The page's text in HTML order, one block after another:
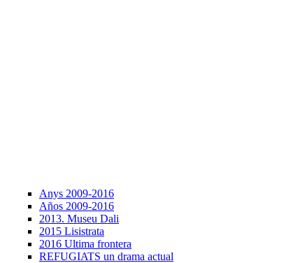
Anys 2009-2016
Años 2009-2016
2013. Museu Dali
2015 Lisistrata
2016 Ultima frontera
REFUGIATS un drama actual